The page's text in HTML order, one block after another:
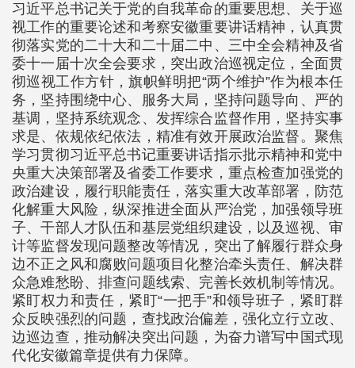
习近平总书记关于党的自我革命的重要思想、关于巡
视工作的重要论述和考察安徽重要讲话精神，认真贯
彻落实党的二十大和二十届二中、三中全会精神及省
委十一届十次全会要求，突出政治巡视定位，全面贯
彻巡视工作方针，旗帜鲜明把“两个维护”作为根本任
务，坚持围绕中心、服务大局，坚持问题导向、严的
基调，坚持系统观念、发挥综合监督作用，坚持实事
求是、依规依纪依法，精准有效开展政治监督。聚焦
学习贯彻习近平总书记重要讲话指示批示精神和党中
央重大决策部署及省委工作要求，重点检查加强党的
政治建设，履行职能责任，落实重大改革部署，防范
化解重大风险，纵深推进全面从严治党，加强领导班
子、干部人才队伍和基层党组织建设，以及巡视、审
计等监督发现问题整改等情况，突出了解履行群众身
边不正之风和腐败问题项目化整治牵头责任、解决群
众急难愁盼、排查问题线索、完善长效机制等情况。
紧盯权力和责任，紧盯“一把手”和领导班子，紧盯群
众反映强烈的问题，查找政治偏差，强化立行立改、
边巡边查，推动解决突出问题，为奋力谱写中国式现
代化安徽篇章提供有力保障。